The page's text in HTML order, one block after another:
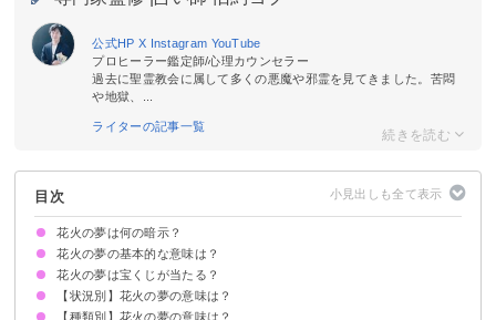
公式HP X Instagram YouTube
プロヒーラー鑑定師/心理カウンセラー
過去に聖霊教会に属して多くの悪魔や邪霊を見てきました。苦悶
や地獄、...
ライターの記事一覧
目次
花火の夢は何の暗示？
花火の夢の基本的な意味は？
憧れや華々しさの象徴
状況によって意味が決まる
花火の夢は宝くじが当たる？
吉夢の花火の夢なら当たるかも
花火の夢を見て宝くじが当たった体験談
【状況別】花火の夢の意味は？
花火大会の夢【吉夢】
花火が爆発する夢【警告夢】
花火の事故の夢【警告夢】
花火と夜景の夢【警告夢】
花火が空高く上がる夢【吉夢】
花火を見て泣く夢【警告夢】
祭りで花火を見る夢【警告夢】
花火の写真を見る夢【吉夢】
花火の音の夢【警告夢】
花火が落ちる夢【警告夢】
花火で火傷する夢【逆夢・警告夢】
花火の音だけが聞こえる夢【警告夢】
雨の日に花火を見る夢【吉夢】
昼間に花火を見る夢【警告夢】
【種類別】花火の夢の意味は？